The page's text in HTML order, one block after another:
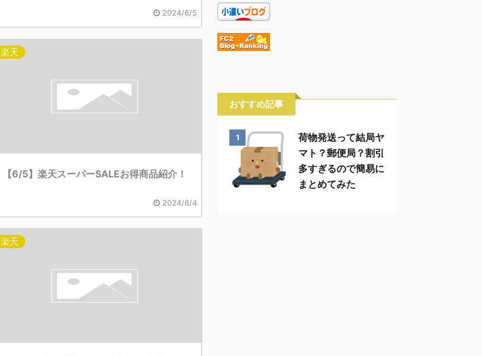
2024/6/5
楽天
【6/5】楽天スーパーSALEお得商品紹介！
2024/6/4
楽天
おすすめ記事
1
荷物発送って結局ヤ
マト？郵便局？割引
多すぎるので簡易に
まとめてみた